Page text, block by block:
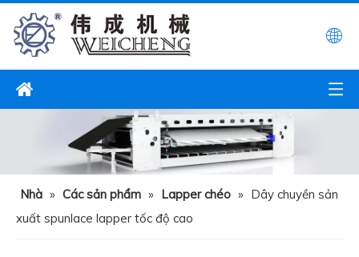
Nhà » Các sản phẩm » Lapper chéo » Dây chuyền sản
xuất spunlace lapper tốc độ cao